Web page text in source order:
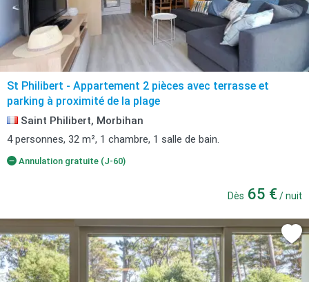
St Philibert - Appartement 2 pièces avec terrasse et
parking à proximité de la plage
Saint Philibert, Morbihan
4 personnes, 32 m², 1 chambre, 1 salle de bain.
Annulation gratuite (J-60)
Dès 65 € / nuit